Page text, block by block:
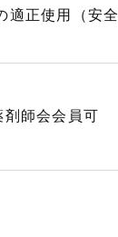
適正使用（安全
師会会員可